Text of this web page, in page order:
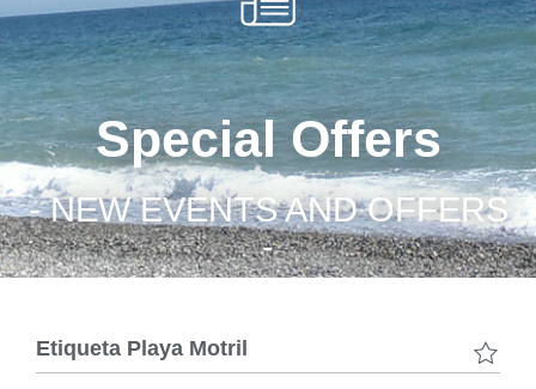
Special Offers
- NEW EVENTS AND OFFERS
-
Etiqueta Playa Motril